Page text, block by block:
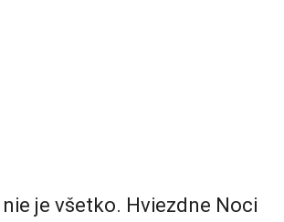
je všetko. Hviezdne Noci